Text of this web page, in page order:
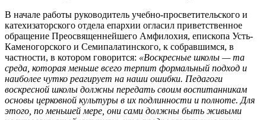
В начале работы руководитель учебно-просветительского и
катехизаторского отдела епархии огласил приветственное
обращение Преосвященнейшего Амфилохия, епископа Усть-
Каменогорского и Семипалатинского, к собравшимся, в
частности, в котором говорится: «Воскресные школы — та
среда, которая меньше всего терпит формальный подход и
наиболее чутко реагирует на наши ошибки. Педагоги
воскресной школы должны передать своим воспитанникам
основы церковной культуры в их подлинности и полноте. Для
этого, по меньшей мере, они сами должны быть живыми